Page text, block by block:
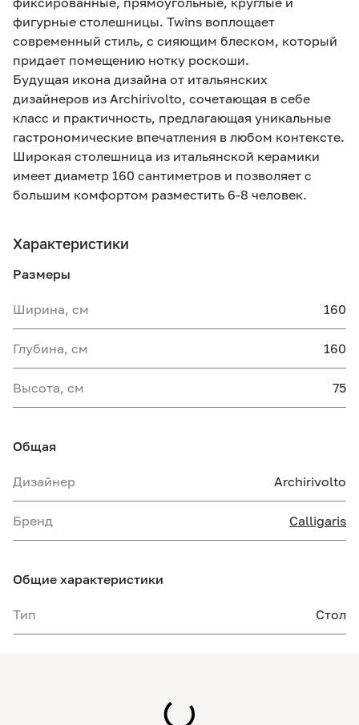
фигурные столешницы. Twins воплощает
современный стиль, с сияющим блеском, который
придает помещению нотку роскоши.
Будущая икона дизайна от итальянских
дизайнеров из Archirivolto, сочетающая в себе
класс и практичность, предлагающая уникальные
гастрономические впечатления в любом контексте.
Широкая столешница из итальянской керамики
имеет диаметр 160 сантиметров и позволяет с
большим комфортом разместить 6-8 человек.
Характеристики
Размеры
Ширина, см 160
Глубина, см 160
Высота, см 75
Общая
Дизайнер Archirivolto
Бренд Calligaris
Общие характеристики
Тип Стол